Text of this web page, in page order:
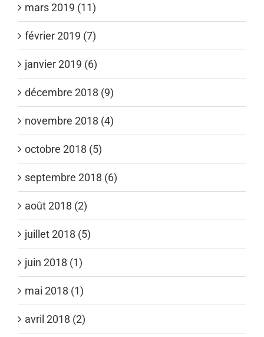
mars 2019 (11)
février 2019 (7)
janvier 2019 (6)
décembre 2018 (9)
novembre 2018 (4)
octobre 2018 (5)
septembre 2018 (6)
août 2018 (2)
juillet 2018 (5)
juin 2018 (1)
mai 2018 (1)
avril 2018 (2)